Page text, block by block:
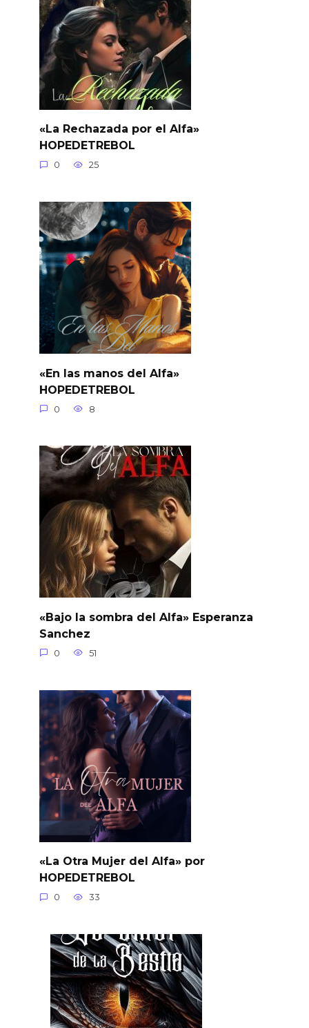
«La Rechazada por el Alfa»
HOPEDETREBOL
0 25
«En las manos del Alfa»
HOPEDETREBOL
0 8
«Bajo la sombra del Alfa» Esperanza
Sanchez
0 51
«La Otra Mujer del Alfa» por
HOPEDETREBOL
0 33